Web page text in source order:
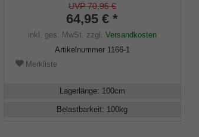
Totenschädels, aufgesetzt auf einen
Stock aus Buchenholz seidenmatt-
schwarz lackiert, inklusiv
Schlankpuffer.
UVP 70,95 €
64,95 € *
inkl. ges. MwSt. zzgl. Versandkosten
Artikelnummer 1166-1
Merkliste
Lagerlänge: 100cm
Belastbarkeit: 100kg